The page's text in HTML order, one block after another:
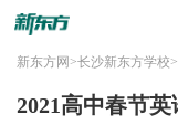
新东方网 >长沙新东方学校>
2021高中春节